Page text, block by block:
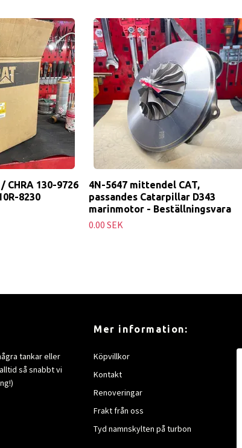
CHRA 130-9726
8230
4N-5647 mittendel CAT,
passandes Catarpillar D343
marinmotor - Beställningsvara
0.00 SEK
tankar eller
så snabbt vi
Mer information:
Köpvillkor
Kontakt
Renoveringar
Frakt från oss
Tyd namnskylten på turbon